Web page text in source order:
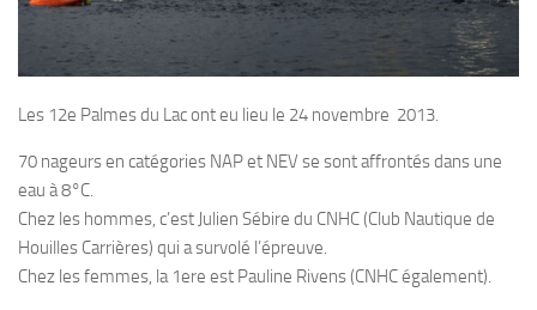
Plouf
ECOLE DE PLONGEE
Plongeur N2
Plongeur N3
Les 12e Palmes du Lac ont eu lieu le 24 novembre 2013.
70 nageurs en catégories NAP et NEV se sont affrontés dans une
eau à 8°C.
Chez les hommes, c’est Julien Sébire du CNHC (Club Nautique de
Houilles Carrières) qui a survolé l’épreuve.
Chez les femmes, la 1ere est Pauline Rivens (CNHC également).